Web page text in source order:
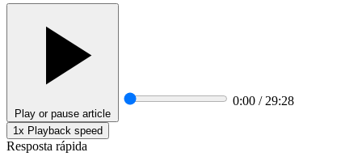
Play or pause article
0:00 / 29:28
1x Playback speed
Resposta rápida